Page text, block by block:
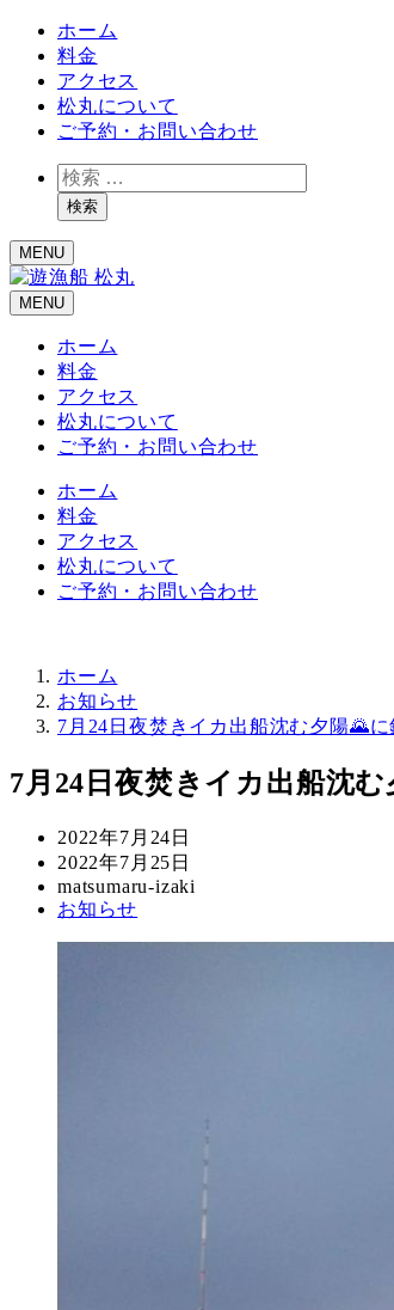
ホーム
料金
アクセス
松丸について
ご予約・お問い合わせ
検
索検索
MENU
MENU
ホーム
料金
アクセス
松丸について
ご予約・お問い合わせ
ホーム
料金
アクセス
松丸について
ご予約・お問い合わせ
ホーム
お知らせ
7月24日夜焚きイカ出船沈む夕陽🌄
7月24日夜焚きイカ出船沈
投
稿
日
2022年7月24日
更
新
日
2022年7月25日
著
者
matsumaru-izaki
カ
お知らせ